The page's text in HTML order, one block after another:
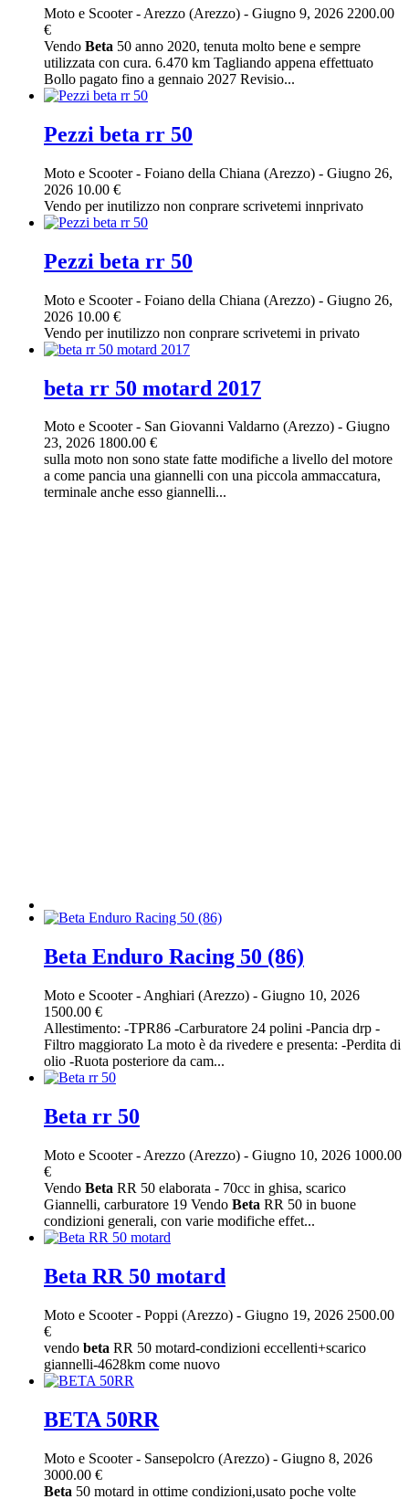
Moto e Scooter- Arezzo (Arezzo) - Giugno 9, 2026 2200.00
€
Vendo Beta 50 anno 2020, tenuta molto bene e sempre
utilizzata con cura. 6.470 km Tagliando appena effettuato
Bollo pagato fino a gennaio 2027 Revisio...
Pezzi beta rr 50
Moto e Scooter- Foiano della Chiana (Arezzo) - Giugno 26,
2026 10.00 €
Vendo per inutilizzo non conprare scrivetemi innprivato
Pezzi beta rr 50
Moto e Scooter- Foiano della Chiana (Arezzo) - Giugno 26,
2026 10.00 €
Vendo per inutilizzo non conprare scrivetemi in privato
beta rr 50 motard 2017
Moto e Scooter- San Giovanni Valdarno (Arezzo) - Giugno
23, 2026 1800.00 €
sulla moto non sono state fatte modifiche a livello del motore
a come pancia una giannelli con una piccola ammaccatura,
terminale anche esso giannelli...
Beta Enduro Racing 50 (86)
Moto e Scooter- Anghiari (Arezzo) - Giugno 10, 2026
1500.00 €
Allestimento: -TPR86 -Carburatore 24 polini -Pancia drp -
Filtro maggiorato La moto è da rivedere e presenta: -Perdita di
olio -Ruota posteriore da cam...
Beta rr 50
Moto e Scooter- Arezzo (Arezzo) - Giugno 10, 2026 1000.00
€
Vendo Beta RR 50 elaborata - 70cc in ghisa, scarico
Giannelli, carburatore 19 Vendo Beta RR 50 in buone
condizioni generali, con varie modifiche effet...
Beta RR 50 motard
Moto e Scooter- Poppi (Arezzo) - Giugno 19, 2026 2500.00
€
vendo beta RR 50 motard-condizioni eccellenti+scarico
giannelli-4628km come nuovo
BETA 50RR
Moto e Scooter- Sansepolcro (Arezzo) - Giugno 8, 2026
3000.00 €
Beta 50 motard in ottime condizioni,usato poche volte